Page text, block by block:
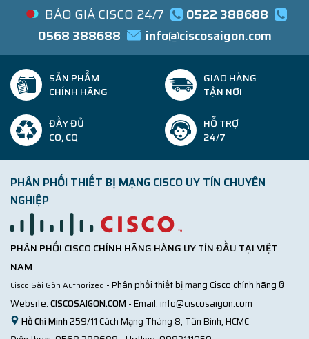
BÁO GIÁ CISCO 24/7
0522 388688
0568 388688
info@ciscosaigon.com
SẢN PHẨM
CHÍNH HÃNG
GIAO HÀNG
TẬN NƠI
ĐẦY ĐỦ
CO, CQ
HỖ TRỢ
24/7
PHÂN PHỐI THIẾT BỊ MẠNG CISCO UY TÍN CHUYÊN
NGHIỆP
PHÂN PHỐI CISCO CHÍNH HÃNG HÀNG UY TÍN ĐẦU TẠI VIỆT
NAM
Cisco Sài Gòn Authorized - Phân phối thiết bị mạng Cisco chính hãng ®
Website:CISCOSAIGON.COM - Email:info@ciscosaigon.com
Hồ Chí Minh259/11 Cách Mạng Tháng 8, Tân Bình, HCMC